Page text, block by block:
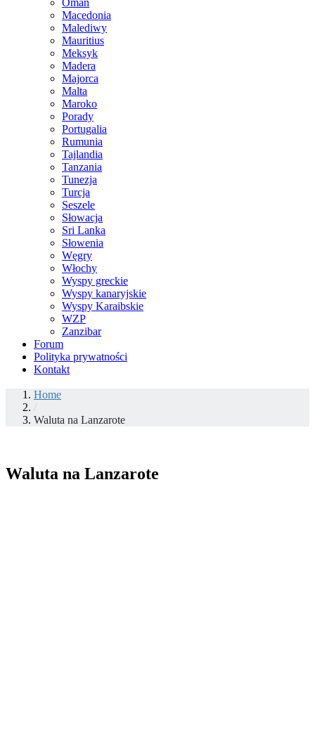
Macedonia
Malediwy
Mauritius
Meksyk
Madera
Majorca
Malta
Maroko
Porady
Portugalia
Rumunia
Tajlandia
Tanzania
Tunezja
Turcja
Seszele
Słowacja
Sri Lanka
Słowenia
Węgry
Włochy
Wyspy greckie
Wyspy kanaryjskie
Wyspy Karaibskie
WZP
Zanzibar
Forum
Polityka prywatności
Kontakt
Home
/
Waluta na Lanzarote
Waluta na Lanzarote